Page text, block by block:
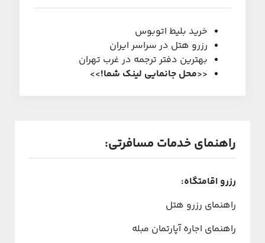
خرید بلیط اتوبوس
رزرو هتل در سراسر ایران
بهترین دفتر ترجمه در غرب تهران
<<محل جانمایی لینک شما!
>>
راهنمای خدمات مسافرتی:
رزرو اقامتگاه:
راهنمای رزرو هتل
راهنمای اجاره آپارتمان مبله